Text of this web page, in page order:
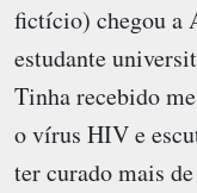
fictício) chegou a
estudante
Tinha recebido
o vírus HIV e
ter curado mais